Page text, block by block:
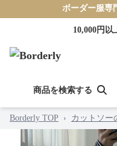
ボーダー服専
10,000円
商品を検索する
Borderly TOP › カットソー